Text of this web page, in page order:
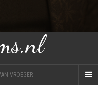
VROEGER